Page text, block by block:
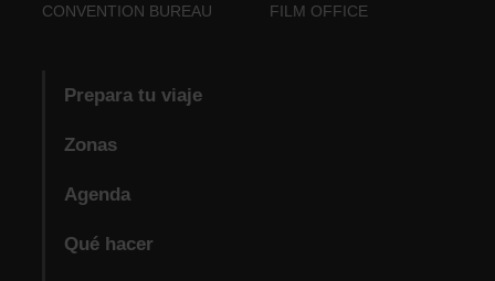
CONVENTION BUREAU
FILM OFFICE
Prepara tu viaje
Zonas
Agenda
Qué hacer